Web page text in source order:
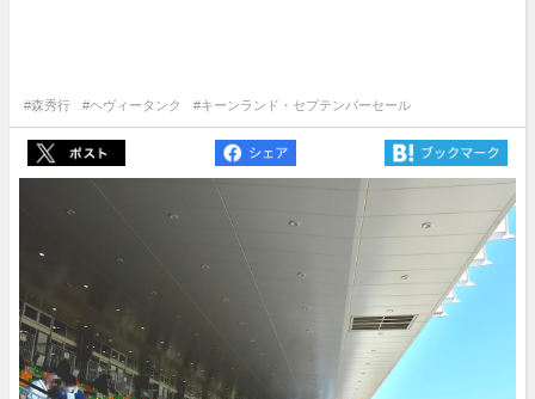
#森秀行 #ヘヴィータンク #キーンランド・セプテンバーセール